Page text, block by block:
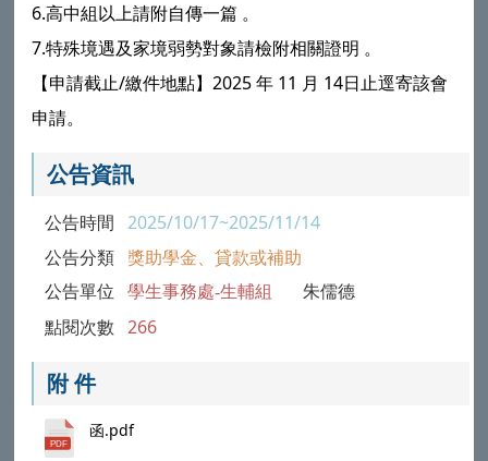
6.高中組以上請附自傳一篇 。
7.特殊境遇及家境弱勢對象請檢附相關證明 。
【申請截止/繳件地點】2025 年 11 月 14日止逕寄該會
申請。
公告資訊
公告時間 2025/10/17~2025/11/14
公告分類 獎助學金、貸款或補助
公告單位 學生事務處-生輔組 朱儒德
點閱次數 266
附 件
函.pdf